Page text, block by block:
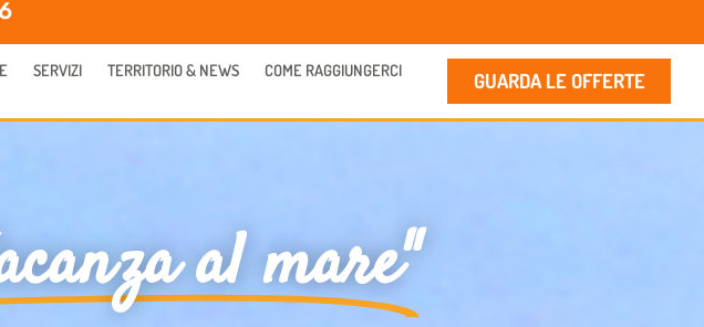
SERVIZI TERRITORIO & NEWS COME RAGGIUNGERCI GUARDA LE OFFERTE
al mare"